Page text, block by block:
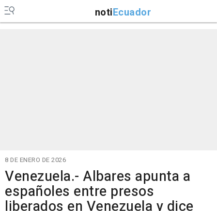
notiEcuador
8 DE ENERO DE 2026
Venezuela.- Albares apunta a
españoles entre presos
liberados en Venezuela y dice